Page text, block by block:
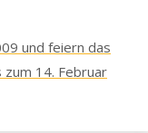
und feiern das
zum 14. Februar